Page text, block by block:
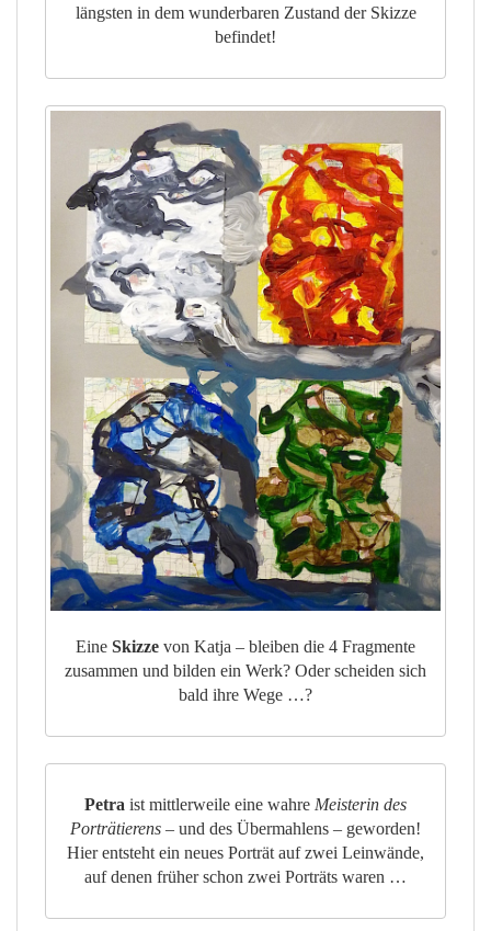
längsten in dem wunderbaren Zustand der Skizze
befindet!
Eine Skizze von Katja – bleiben die 4 Fragmente
zusammen und bilden ein Werk? Oder scheiden sich
bald ihre Wege …?
Petra ist mittlerweile eine wahre Meisterin des
Porträtierens – und des Übermahlens – geworden!
Hier entsteht ein neues Porträt auf zwei Leinwände,
auf denen früher schon zwei Porträts waren …